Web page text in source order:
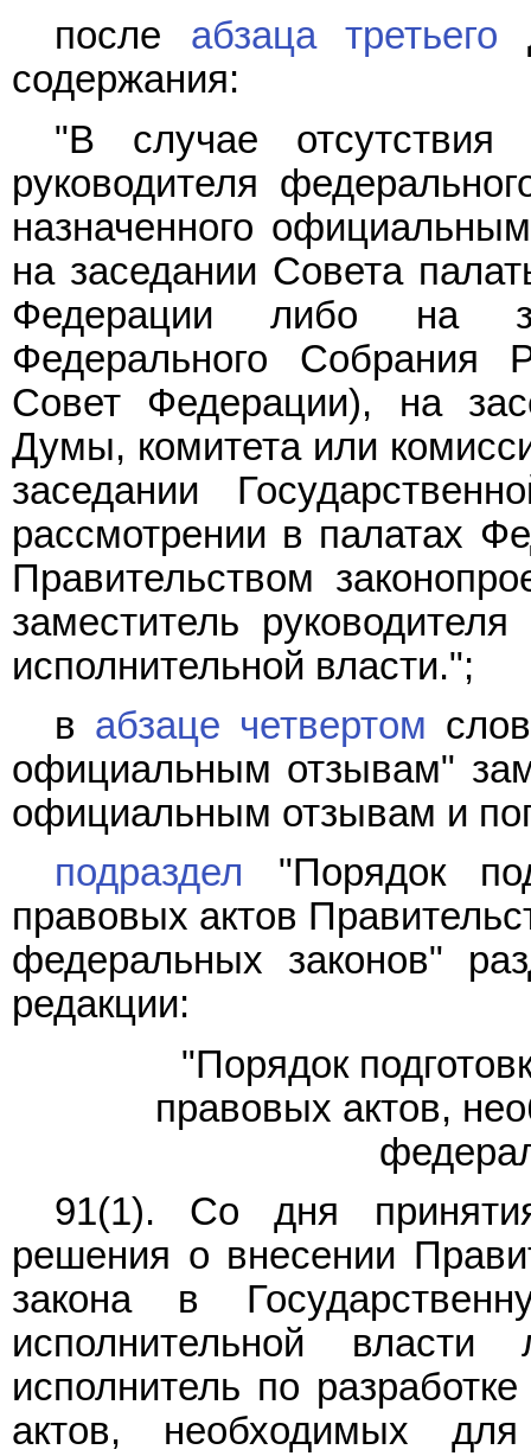
после абзаца третьего
содержания:
"В случае отсутствия
руководителя
назначенного
на заседании Совета
Федерации либо на
Федерального Собрания
Совет Федерации), на
Думы, комитета или
заседании
рассмотрении в палатах
Правительством
заместитель
исполнительной власти.";
в абзаце четвертом
официальным отзывам"
официальным отзывам и
подраздел "Порядок
правовых актов
федеральных законов"
редакции:
"Порядок
правовых актов,
91(1). Со дня
решения о внесении
закона в
исполнительной
исполнитель по
актов, необходимых для